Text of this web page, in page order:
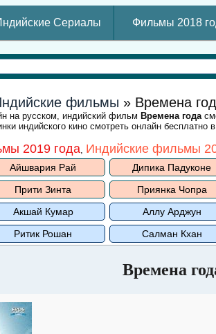
Сериалы Фильмы 2018
фильмы » Времена
на русском, индийский фильм Времена года
индийского кино смотреть онлайн бесплатно
2019 года, Индийские фильмы
Айшвария Рай Дипика Падуконе
Прити Зинта Приянка Чопра
Акшай Кумар Аллу Арджун
Ритик Рошан Салман Кхан
Времена